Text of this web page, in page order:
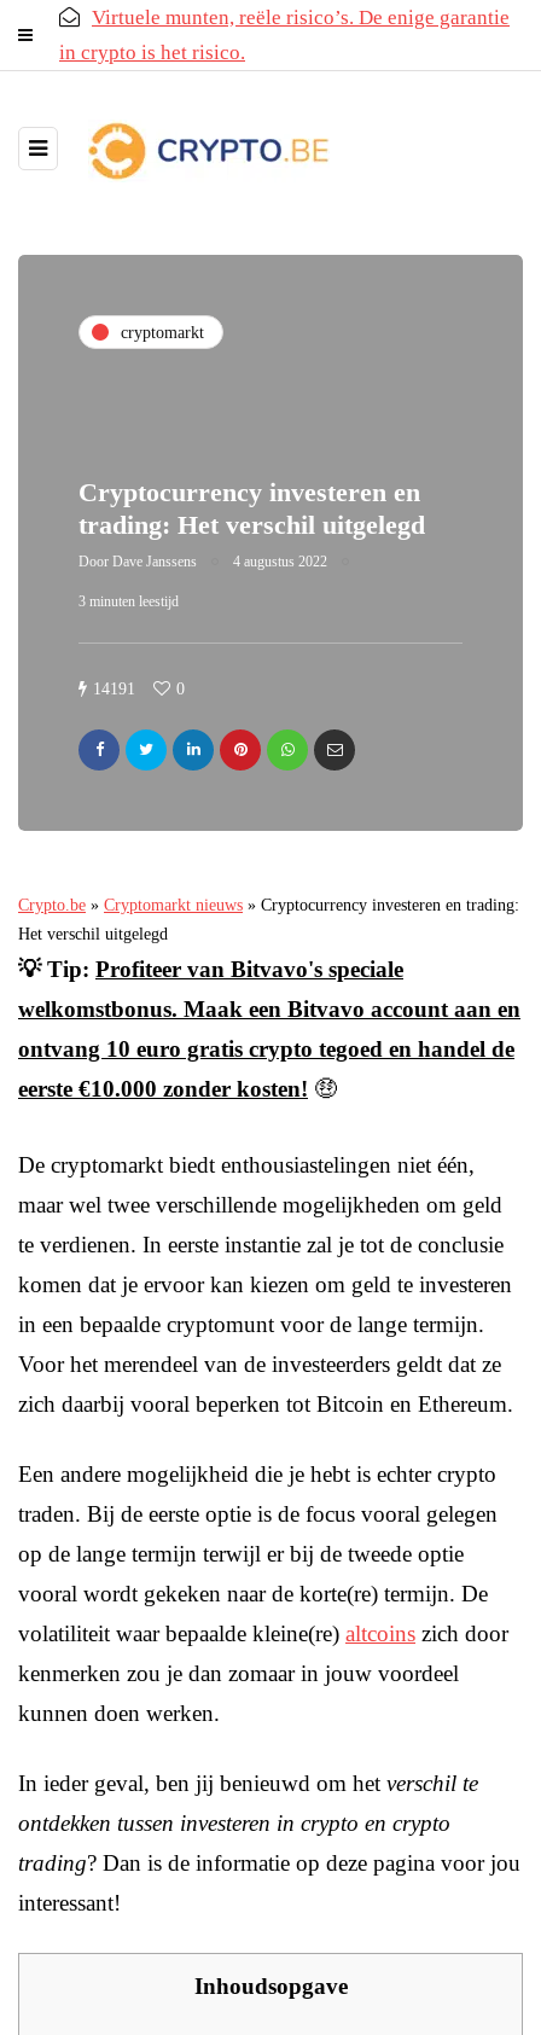
Virtuele munten, reële risico’s. De enige garantie
in crypto is het risico.
cryptomarkt
Cryptocurrency investeren en
trading: Het verschil uitgelegd
Door Dave Janssens 4 augustus 2022
3 minuten leestijd
14191 0
Crypto.be » Cryptomarkt nieuws » Cryptocurrency investeren en trading:
Het verschil uitgelegd
💡 Tip: Profiteer van Bitvavo's speciale
welkomstbonus. Maak een Bitvavo account aan en
ontvang 10 euro gratis crypto tegoed en handel de
eerste €10.000 zonder kosten! 🤑
De cryptomarkt biedt enthousiastelingen niet één,
maar wel twee verschillende mogelijkheden om geld
te verdienen. In eerste instantie zal je tot de conclusie
komen dat je ervoor kan kiezen om geld te investeren
in een bepaalde cryptomunt voor de lange termijn.
Voor het merendeel van de investeerders geldt dat ze
zich daarbij vooral beperken tot Bitcoin en Ethereum.
Een andere mogelijkheid die je hebt is echter crypto
traden. Bij de eerste optie is de focus vooral gelegen
op de lange termijn terwijl er bij de tweede optie
vooral wordt gekeken naar de korte(re) termijn. De
volatiliteit waar bepaalde kleine(re) altcoins zich door
kenmerken zou je dan zomaar in jouw voordeel
kunnen doen werken.
In ieder geval, ben jij benieuwd om het verschil te
ontdekken tussen investeren in crypto en crypto
trading? Dan is de informatie op deze pagina voor jou
interessant!
Inhoudsopgave